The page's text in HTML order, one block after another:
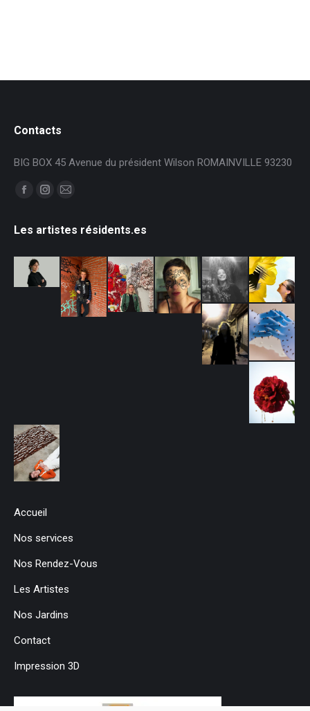
Contacts
BIG BOX 45 Avenue du président Wilson ROMAINVILLE 93230
Trouvez nous sur :
Facebook
dans
une
nouvelle
La
Instagram
dans
une
nouvelle
E-
s'ouvre
dans
une
Les artistes résidents.es
Accueil
Nos services
Nos Rendez-Vous
Les Artistes
Nos Jardins
Contact
Impression 3D